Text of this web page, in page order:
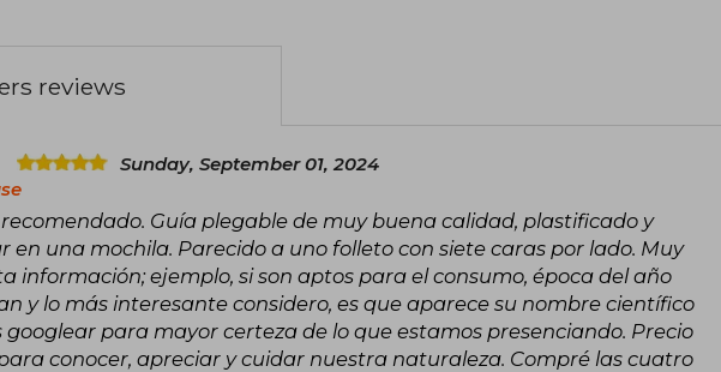
reviews
Sunday, September 01, 2024
Guía plegable de muy buena calidad, plastificado y
en una mochila. Parecido a uno folleto con siete caras por lado. Muy
información; ejemplo, si son aptos para el consumo, época del año
y lo más interesante considero, es que aparece su nombre científico
googlear para mayor certeza de lo que estamos presenciando. Precio
conocer, apreciar y cuidar nuestra naturaleza. Compré las cuatro